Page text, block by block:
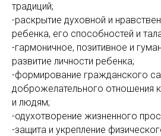
традиций;
-раскрытие духовной и
ребенка, его способностей и
-гармоничное, позитивное и
развитие личности ребенка;
-формирование гражданского
доброжелательного отношения
и людям;
-одухотворение жизненного
-защита и укрепление